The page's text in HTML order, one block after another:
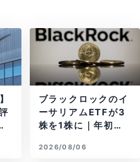
ブラックロックのイ
ーサリアムETFが3
株を1株に｜年初来3
2026/08/06